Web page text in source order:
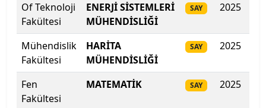
Hasan Kalyoncu Üniversitesi
Hatay Mustafa Kemal Üniversitesi
Hitit Üniversitesi
Hoca Ahmet Yesevi Uluslararası Türk-Kazak
Of Teknoloji
Fakültesi
ENERJİ SİSTEMLERİ
MÜHENDİSLİĞİ
SAY 2025
Mühendislik
Fakültesi
HARİTA
MÜHENDİSLİĞİ
SAY 2025
Fen
Fakültesi
MATEMATİK SAY 2025